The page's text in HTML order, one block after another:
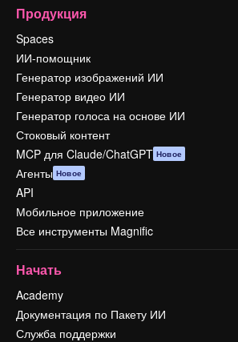
Продукция
Spaces
ИИ-помощник
Генератор изображений ИИ
Генератор видео ИИ
Генератор голоса на основе ИИ
Стоковый контент
MCP для Claude/ChatGPT Новое
Агенты Новое
API
Мобильное приложение
Все инструменты Magnific
Начать
Academy
Документация по Пакету ИИ
Служба поддержки